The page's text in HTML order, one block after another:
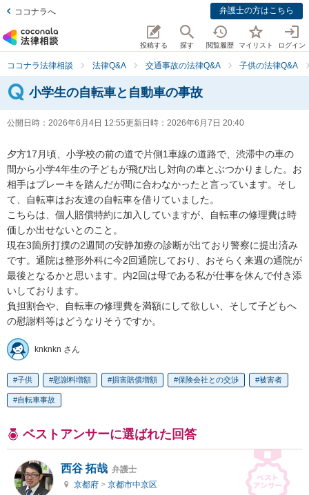
ココナラへ 弁護士の方はこちら
投稿する 探す 閲覧履歴 マイリスト ログイン
ココナラ法律相談 法律Q&A 交通事故の法律Q&A 子供の法律Q&A
小学生の自転車と自動車の事故
公開日時： 2026年6月4日 12:55更新日時： 2026年6月7日 20:40
夕方17月頃、小学校の前の道で片側1車線の道路で、渋滞中の車の
間から小学4年生の子どもが飛び出し対向の車とぶつかりました。お
相手はブレーキを踏んだが間に合わなかったと言っています。そし
て、自転車はお友達の自転車を借りていました。
こちらは、個人賠償特約に加入していますが、自転車の修理費は時
価しか出せないとのこと。
現在3箇所打撲の2週間の安静加療の診断が出ており警察に提出済み
です。通院は整形外科に今2回通院しており、おそらく来週の通院が
最後となるかと思います。内2回は母である私が仕事を休んで付き添
いしております。
負担割合や、自転車の修理費を満額にして欲しい、そして子どもへ
の慰謝料等はどうなりそうですか。
knknkn さん
子供 慰謝料増額 損害賠償増額 保険会社との交渉 被害者
自転車事故
ベストアンサーに選ばれた回答
西谷 拓哉 弁護士
京都府 > 京都市中京区